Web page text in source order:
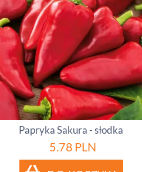
Papryka Sakura - słodka
5.78 PLN